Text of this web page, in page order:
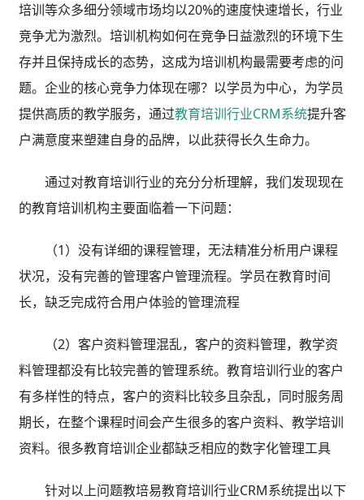
培训等众多细分领域市场均以20%的速度快速增长，行业
竞争尤为激烈。培训机构如何在竞争日益激烈的环境下生
存并且保持成长的态势，这成为培训机构最需要考虑的问
题。企业的核心竞争力体现在哪？以学员为中心，为学员
提供高质的教学服务，通过教育培训行业CRM系统提升客
户满意度来塑建自身的品牌，以此获得长久生命力。
通过对教育培训行业的充分分析理解，我们发现现在
的教育培训机构主要面临着一下问题：
（1）没有详细的课程管理，无法精准分析用户课程
状况，没有完善的管理客户管理流程。学员在教育时间
长，缺乏完成符合用户体验的管理流程
（2）客户资料管理混乱，客户的资料管理，教学资
料管理都没有比较完善的管理系统。教育培训行业的客户
有多样性的特点，客户的资料比较多且杂乱，同时服务周
期长，在整个课程时间会产生很多的客户资料、教学培训
资料。很多教育培训企业都缺乏相应的数字化管理工具
针对以上问题教培易教育培训行业CRM系统提出以下